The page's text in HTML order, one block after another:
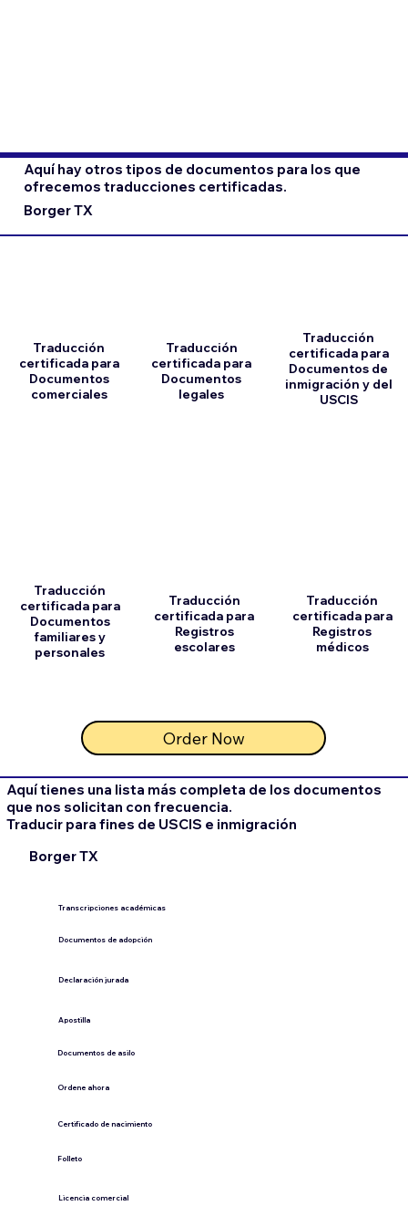
Transcripciones académicas
Documentos de adopción
Declaración jurada
​Apostilla
Documentos de asilo
Ordene ahora
Certificado de nacimiento
Folleto
​Licencia comercial
Aquí hay otros tipos de documentos para los que
ofrecemos traducciones certificadas.
Borger TX
Traducción
certificada para
Documentos
comerciales
Traducción
certificada para
Documentos
familiares y
personales
Traducción
certificada para
Documentos
legales
Traducción
certificada para
Registros
escolares
Order Now
Traducción
certificada para
Documentos de
inmigración y del
USCIS
Traducción
certificada para
Registros
médicos
Aquí tienes una lista más completa de los documentos
que nos solicitan con frecuencia.
Traducir para fines de USCIS e inmigración
Borger TX